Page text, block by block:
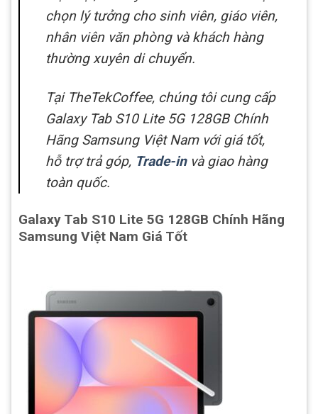
chọn lý tưởng cho sinh viên, giáo viên,
nhân viên văn phòng và khách hàng
thường xuyên di chuyển.
Tại TheTekCoffee, chúng tôi cung cấp
Galaxy Tab S10 Lite 5G 128GB Chính
Hãng Samsung Việt Nam với giá tốt,
hỗ trợ trả góp, Trade-in và giao hàng
toàn quốc.
Galaxy Tab S10 Lite 5G 128GB Chính Hãng
Samsung Việt Nam Giá Tốt